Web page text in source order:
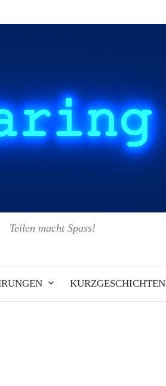
Teilen macht Spass!
KURZGESCHICHTEN